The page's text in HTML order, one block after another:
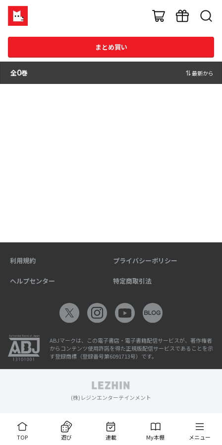
まとめ買い
全0巻 最新から
TOP 遊び 連載 My本棚 メニュー
利用規約 プライバシーポリシー
ヘルプセンター 特定商取引法
ABJマークは、この電子書店・電子書籍配信サービスが、著作権者
からコンテンツ使用許諾を得た正規版配信サービスであることを示
す登録商標（登録番号第6091713号）です。
(株)レジンエンターテインメント